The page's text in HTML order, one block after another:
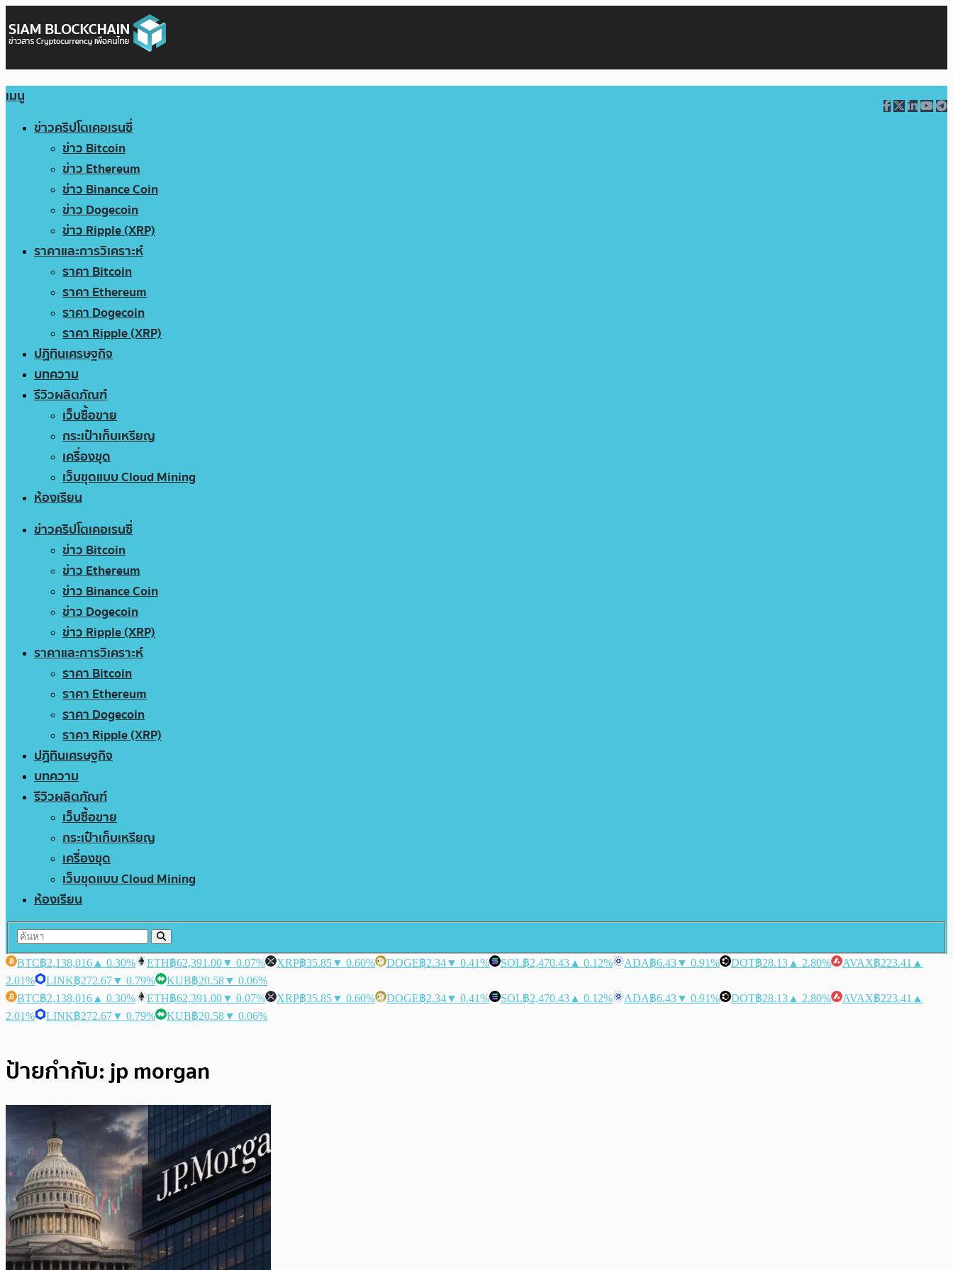
เมนู
ข่าวคริปโตเคอเรนซี่
ข่าว Bitcoin
ข่าว Ethereum
ข่าว Binance Coin
ข่าว Dogecoin
ข่าว Ripple (XRP)
ราคาและการวิเคราะห์
ราคา Bitcoin
ราคา Ethereum
ราคา Dogecoin
ราคา Ripple (XRP)
ปฏิทินเศรษฐกิจ
บทความ
รีวิวผลิตภัณฑ์
เว็บซื้อขาย
กระเป๋าเก็บเหรียญ
เครื่องขุด
เว็บขุดแบบ Cloud Mining
ห้องเรียน
ข่าวคริปโตเคอเรนซี่
ข่าว Bitcoin
ข่าว Ethereum
ข่าว Binance Coin
ข่าว Dogecoin
ข่าว Ripple (XRP)
ราคาและการวิเคราะห์
ราคา Bitcoin
ราคา Ethereum
ราคา Dogecoin
ราคา Ripple (XRP)
ปฏิทินเศรษฐกิจ
บทความ
รีวิวผลิตภัณฑ์
เว็บซื้อขาย
กระเป๋าเก็บเหรียญ
เครื่องขุด
เว็บขุดแบบ Cloud Mining
ห้องเรียน
BTC฿2,138,016 ▲ 0.30% ETH฿62,391.00▼ 0.07% XRP฿35.85▼ 0.60% DOGE฿2.34▼ 0.41% SOL฿2,470.43 ▲ 0.12% ADA฿6.43▼ 0.91% DOT฿28.13 ▲ 2.80% AVAX฿223.41 ▲
2.01%
LINK฿272.67▼ 0.79% KUB฿20.58▼ 0.06%
BTC฿2,138,016 ▲ 0.30% ETH฿62,391.00▼ 0.07% XRP฿35.85▼ 0.60% DOGE฿2.34▼ 0.41% SOL฿2,470.43 ▲ 0.12% ADA฿6.43▼ 0.91% DOT฿28.13 ▲ 2.80% AVAX฿223.41 ▲
2.01%
LINK฿272.67▼ 0.79% KUB฿20.58▼ 0.06%
ป้ายกำกับ:jp morgan